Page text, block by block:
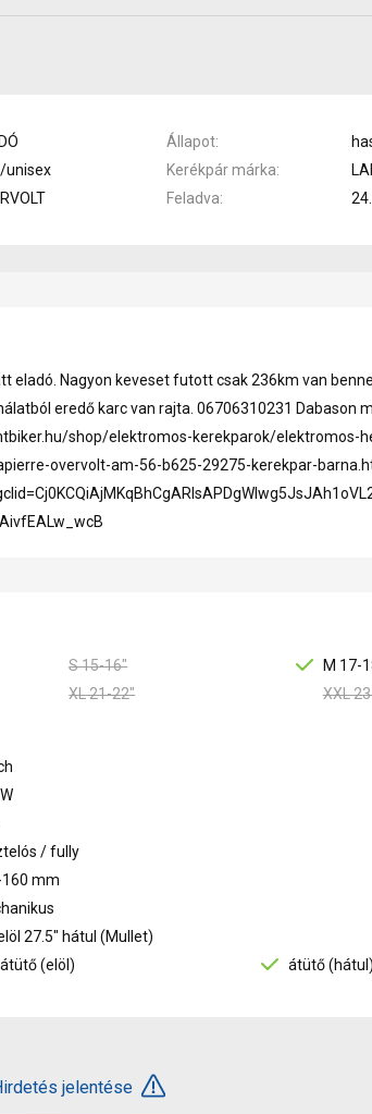
Állapot
Kerékpár márka
Feladva
eladó. Nagyon keveset futott csak 236km van benne.
eredő karc van rajta. 06706310231 Dabason
shop/elektromos-kerekparok/elektromos-
overvolt-am-56-b625-29275-kerekpar-
S 15-16"
M 17-
XL 21-22" XXL
/ fully
mm
27.5" hátul (Mullet)
átütő (elöl) átütő (hátul)
jelentése